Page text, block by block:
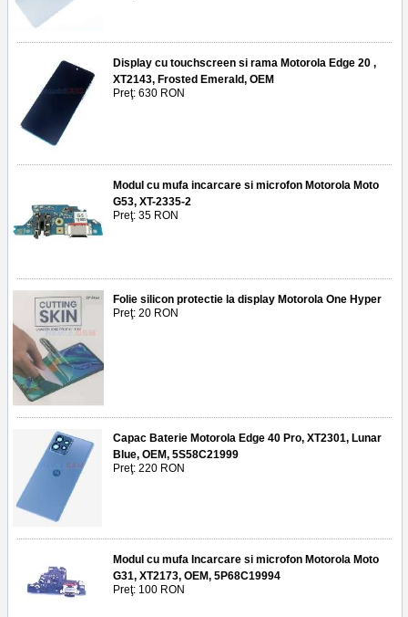
Display cu touchscreen si rama Motorola Edge 20 ,
XT2143, Frosted Emerald, OEM
Preţ: 630 RON
Modul cu mufa incarcare si microfon Motorola Moto
G53, XT-2335-2
Preţ: 35 RON
Folie silicon protectie la display Motorola One Hyper
Preţ: 20 RON
Capac Baterie Motorola Edge 40 Pro, XT2301, Lunar
Blue, OEM, 5S58C21999
Preţ: 220 RON
Modul cu mufa Incarcare si microfon Motorola Moto
G31, XT2173, OEM, 5P68C19994
Preţ: 100 RON